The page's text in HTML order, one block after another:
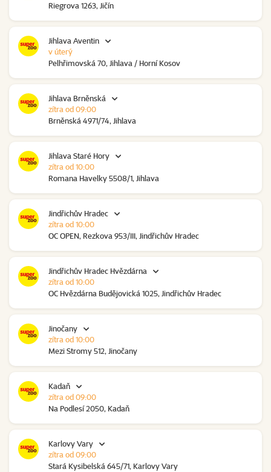
Riegrova 1263, Jičín
Jihlava Aventin
Pelhřimovská 70, Jihlava / Horní Kosov
v úterý
Jihlava Brněnská
Brněnská 4971/74, Jihlava
zítra od 09:00
Jihlava Staré Hory
Romana Havelky 5508/1, Jihlava
zítra od 10:00
Jindřichův Hradec
OC OPEN, Rezkova 953/III, Jindřichův Hradec
zítra od 10:00
Jindřichův Hradec Hvězdárna
OC Hvězdárna Budějovická 1025, Jindřichův Hradec
zítra od 10:00
Jinočany
Mezi Stromy 512, Jinočany
zítra od 10:00
Kadaň
Na Podlesí 2050, Kadaň
zítra od 09:00
Karlovy Vary
Stará Kysibelská 645/71, Karlovy Vary
zítra od 09:00